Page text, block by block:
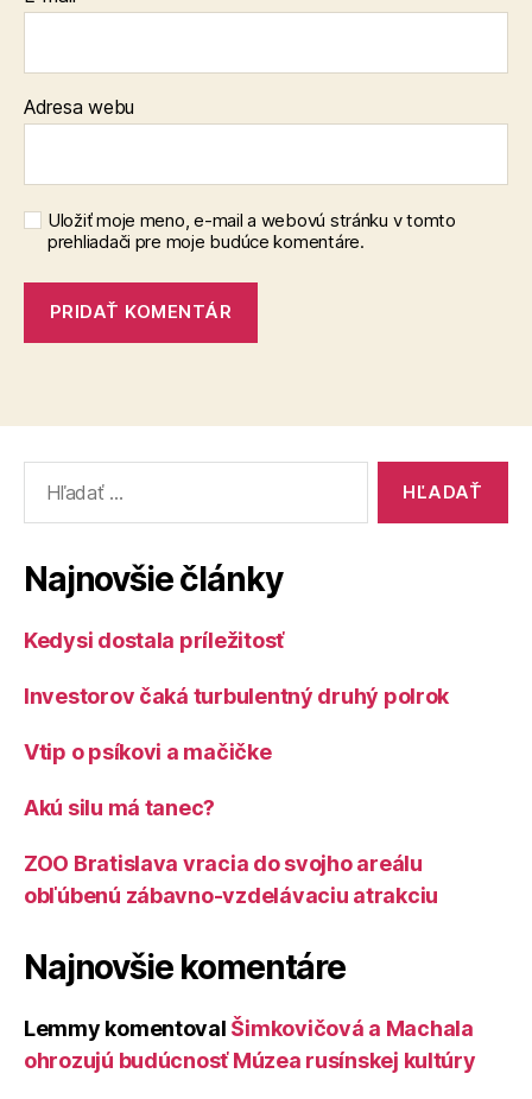
Adresa webu
Uložiť moje meno, e-mail a webovú stránku v tomto
prehliadači pre moje budúce komentáre.
Najnovšie články
Kedysi dostala príležitosť
Investorov čaká turbulentný druhý polrok
Vtip o psíkovi a mačičke
Akú silu má tanec?
ZOO Bratislava vracia do svojho areálu
obľúbenú zábavno-vzdelávaciu atrakciu
Najnovšie komentáre
Lemmy komentoval Šimkovičová a Machala
ohrozujú budúcnosť Múzea rusínskej kultúry